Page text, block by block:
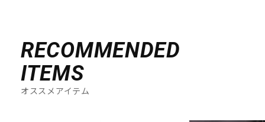
RECOMMENDED
ITEMS
オススメアイテム